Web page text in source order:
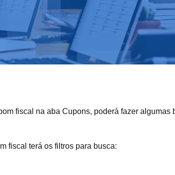
fiscal na aba Cupons, poderá fazer
fiscal terá os filtros para busca: